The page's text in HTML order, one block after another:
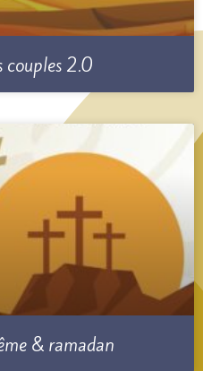
couples 2.0
& ramadan